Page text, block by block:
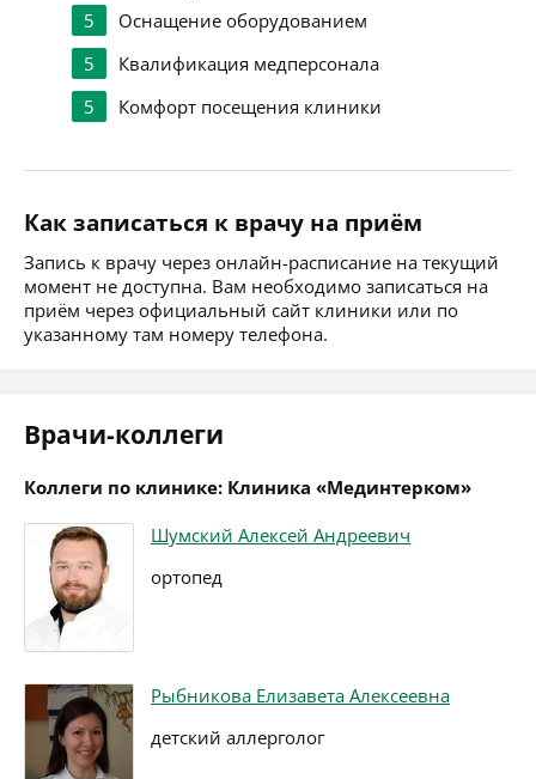
5
Оснащение оборудованием
5
Квалификация медперсонала
5
Комфорт посещения клиники
Как записаться к врачу на приём
Запись к врачу через онлайн-расписание на текущий
момент не доступна. Вам необходимо записаться на
приём через официальный сайт клиники или по
указанному там номеру телефона.
Врачи-коллеги
Коллеги по клинике: Клиника «Мединтерком»
Шумский Алексей Андреевич
ортопед
Рыбникова Елизавета Алексеевна
детский аллерголог